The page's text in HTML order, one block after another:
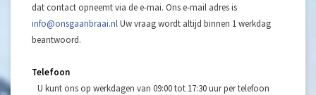
dat contact opneemt via de e-mai. Ons e-mail adres is
info@onsgaanbraai.nlUw vraag wordt altijd binnen 1 werkdag
beantwoord.
Telefoon
U kunt ons op werkdagen van 09:00 tot 17:30 uur per telefoon